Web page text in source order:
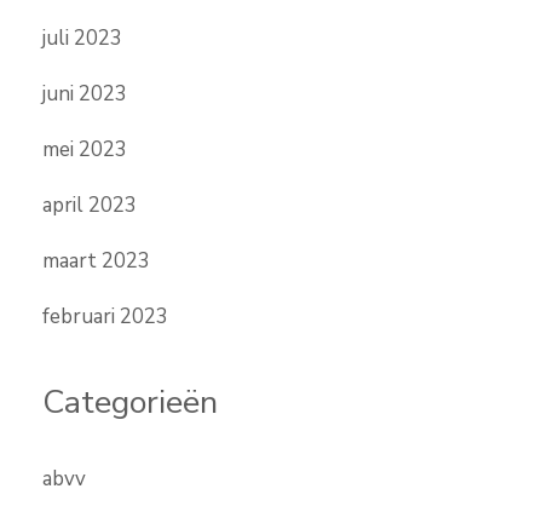
juli 2023
juni 2023
mei 2023
april 2023
maart 2023
februari 2023
Categorieën
abvv